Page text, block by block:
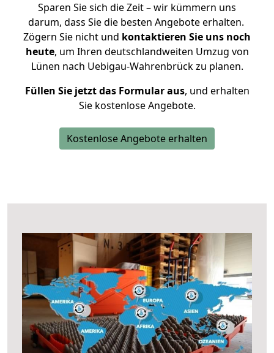
Sparen Sie sich die Zeit – wir kümmern uns
darum, dass Sie die besten Angebote erhalten.
Zögern Sie nicht und kontaktieren Sie uns noch
heute, um Ihren deutschlandweiten Umzug von
Lünen nach Uebigau-Wahrenbrück zu planen.
Füllen Sie jetzt das Formular aus, und erhalten
Sie kostenlose Angebote.
Kostenlose Angebote erhalten